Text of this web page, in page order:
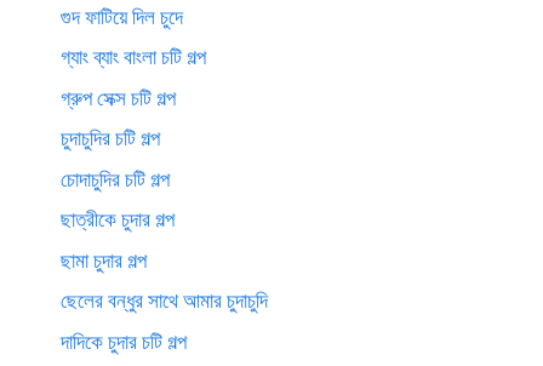
গুদ ফাটিয়ে দিল চুদে
গ্যাং ব্যাং বাংলা চটি গল্প
গ্রুপ সেক্স চটি গল্প
চুদাচুদির চটি গল্প
চোদাচুদির চটি গল্প
ছাত্রীকে চুদার গল্প
ছামা চুদার গল্প
ছেলের বন্ধুর সাথে আমার চুদাচুদি
দাদিকে চুদার চটি গল্প